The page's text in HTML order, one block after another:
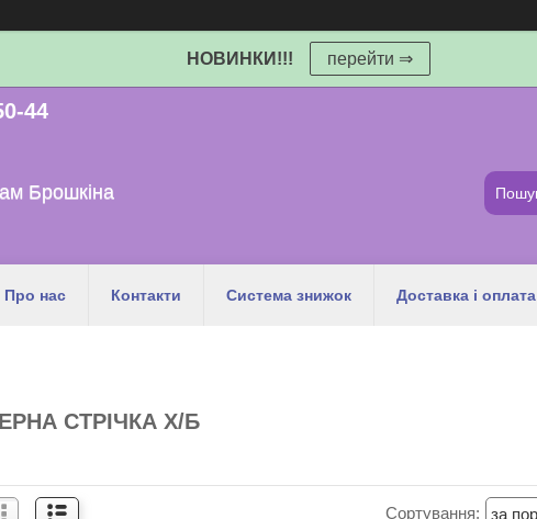
НОВИНКИ!!! перейти ⇒
44
Брошкіна
Про нас Контакти Система знижок Доставка і оплата
СТРІЧКА Х/Б